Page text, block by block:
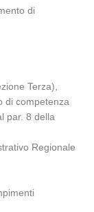
di
Terza),
di competenza
par. 8 della
Regionale